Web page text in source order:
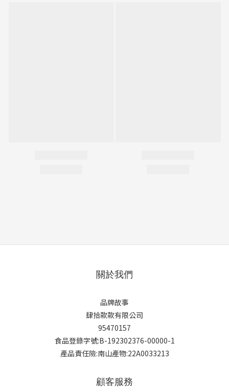
關於我們
品牌故事
肆拾款款有限公司
95470157
食品登錄字號:B-192302376-00000-1
產品責任險:南山產物:22A0033213
顧客服務